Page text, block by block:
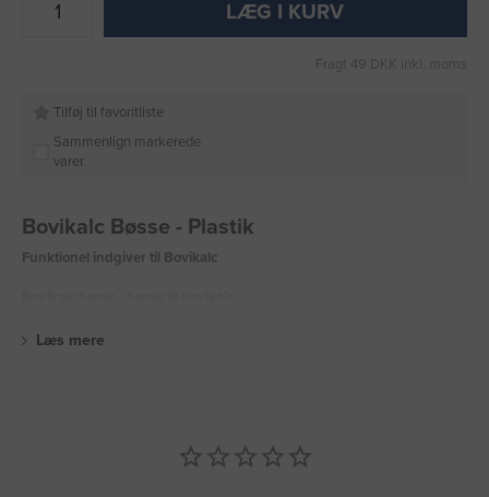
LÆG I KURV
Fragt 49 DKK inkl. moms
Tilføj til favoritliste
Sammenlign markerede
varer
Bovikalc Bøsse - Plastik
Funktionel indgiver til Bovikalc
Læs mere